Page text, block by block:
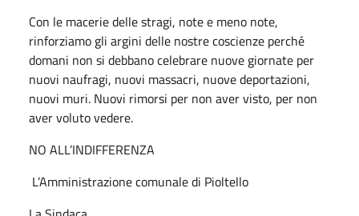
Con le macerie delle stragi, note e meno note,
rinforziamo gli argini delle nostre coscienze perché
domani non si debbano celebrare nuove giornate per
nuovi naufragi, nuovi massacri, nuove deportazioni,
nuovi muri. Nuovi rimorsi per non aver visto, per non
aver voluto vedere.
NO ALL’INDIFFERENZA
L’Amministrazione comunale di Pioltello